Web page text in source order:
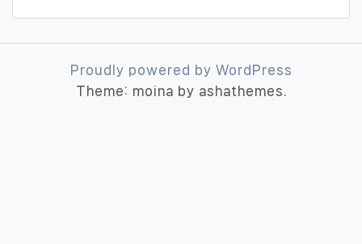
Proudly powered by WordPress
Theme: moina by ashathemes.